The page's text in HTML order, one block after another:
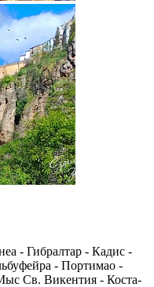
- Гибралтар - Кадис -
- Портимао -
Св. Викентия - Коста-